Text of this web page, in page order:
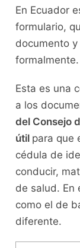
En Ecuador
formulario,
documento
formalmente.
Esta es una
a los
del Consejo
útil para que
cédula de
conducir,
de salud. En
como el de
diferente.